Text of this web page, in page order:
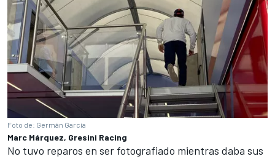
Foto de: Germán García
Marc Márquez, Gresini Racing
No tuvo reparos en ser fotografiado mientras daba sus